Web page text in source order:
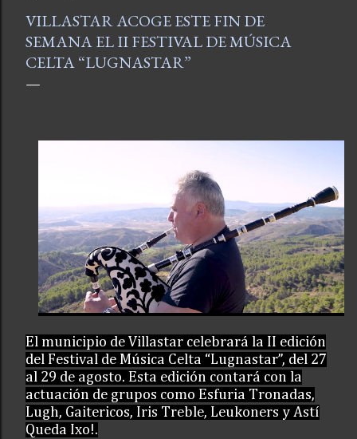
VILLASTAR ACOGE ESTE FIN DE
SEMANA EL II FESTIVAL DE MÚSICA
CELTA “LUGNASTAR”
El municipio de Villastar celebrará la II edición
del Festival de Música Celta “Lugnastar”, del 27
al 29 de agosto. Esta edición contará con la
actuación de grupos como Esfuria Tronadas,
Lugh, Gaitericos, Iris Treble, Leukoners y Astí
Queda Ixo!.